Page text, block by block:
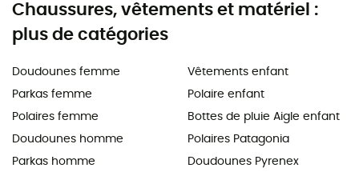
Chaussures, vêtements et matériel :
plus de catégories
Doudounes femme
Parkas femme
Polaires femme
Doudounes homme
Parkas homme
Vêtements enfant
Polaire enfant
Bottes de pluie Aigle enfant
Polaires Patagonia
Doudounes Pyrenex